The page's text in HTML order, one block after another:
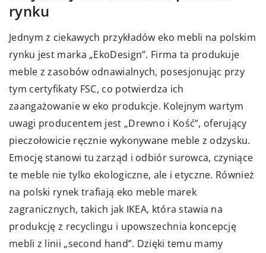
rynku
Jednym z ciekawych przykładów eko mebli na polskim
rynku jest marka „EkoDesign”. Firma ta produkuje
meble z zasobów odnawialnych, posesjonując przy
tym certyfikaty FSC, co potwierdza ich
zaangażowanie w eko produkcje. Kolejnym wartym
uwagi producentem jest „Drewno i Kość”, oferujący
pieczołowicie ręcznie wykonywane meble z odzysku.
Emocję stanowi tu zarząd i odbiór surowca, czyniące
te meble nie tylko ekologiczne, ale i etyczne. Również
na polski rynek trafiają eko meble marek
zagranicznych, takich jak IKEA, która stawia na
produkcję z recyclingu i upowszechnia koncepcję
mebli z linii „second hand”. Dzięki temu mamy